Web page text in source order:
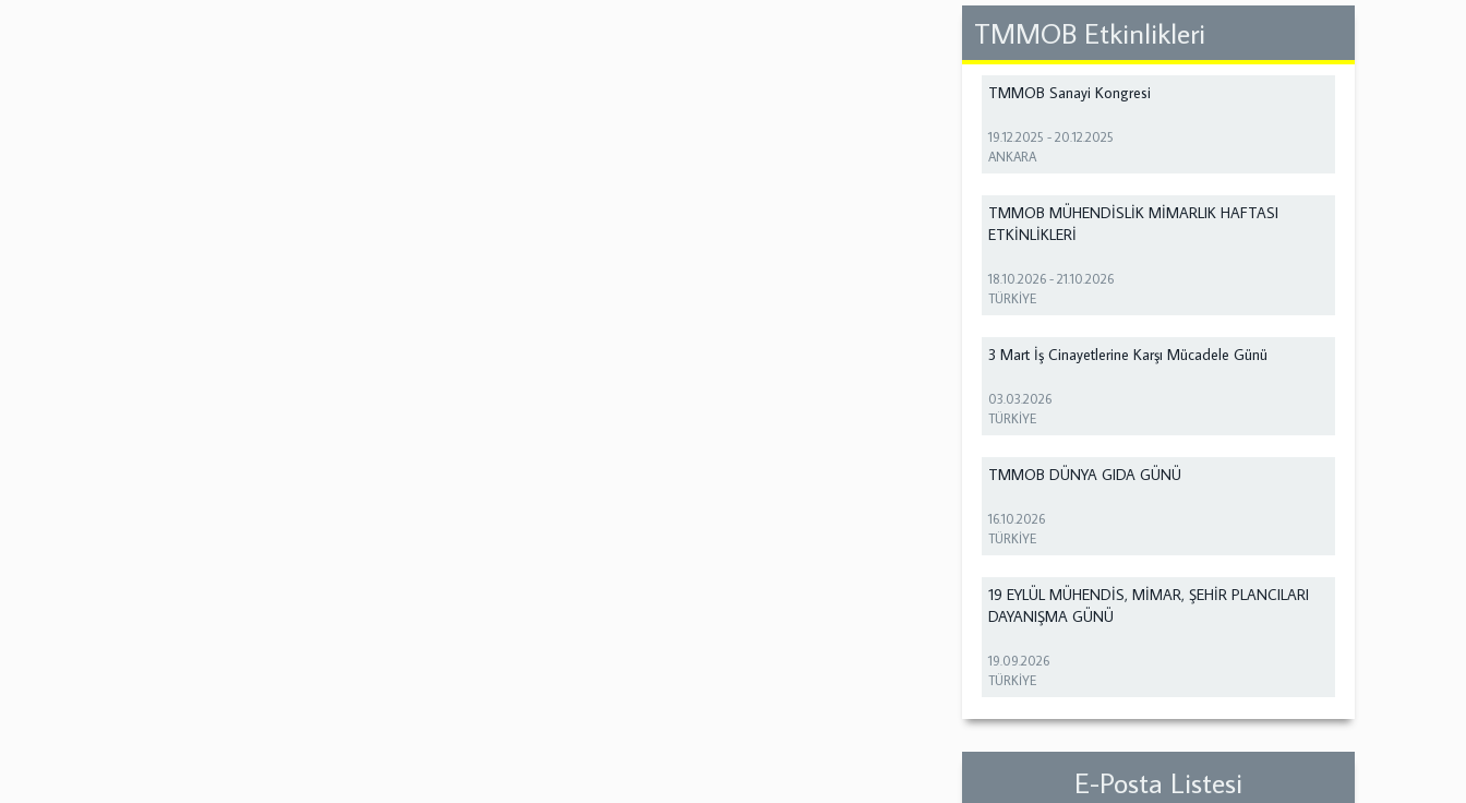
TMMOB Etkinlikleri
TMMOB Sanayi Kongresi
19.12.2025 -20.12.2025
ANKARA
TMMOB MÜHENDİSLİK MİMARLIK HAFTASI
ETKİNLİKLERİ
18.10.2026 -21.10.2026
TÜRKİYE
3 Mart İş Cinayetlerine Karşı Mücadele Günü
03.03.2026
TÜRKİYE
TMMOB DÜNYA GIDA GÜNÜ
16.10.2026
TÜRKİYE
19 EYLÜL MÜHENDİS, MİMAR, ŞEHİR PLANCILARI
DAYANIŞMA GÜNÜ
19.09.2026
TÜRKİYE
E-Posta Listesi